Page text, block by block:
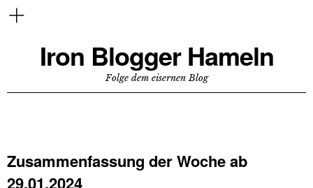
Iron Blogger Hameln
Folge dem eisernen Blog
Zusammenfassung der Woche ab
29.01.2024